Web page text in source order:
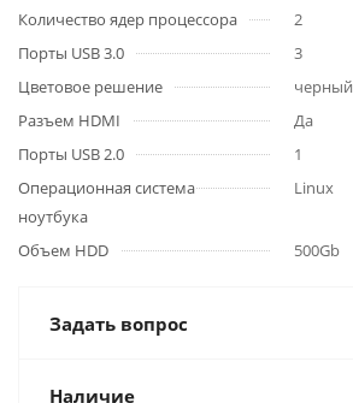
Количество ядер процессора
2
Порты USB 3.0
3
Цветовое решение
черный
Разъем HDMI
Да
Порты USB 2.0
1
Операционная система
ноутбука
Linux
Объем HDD 500Gb
Задать вопрос
Наличие